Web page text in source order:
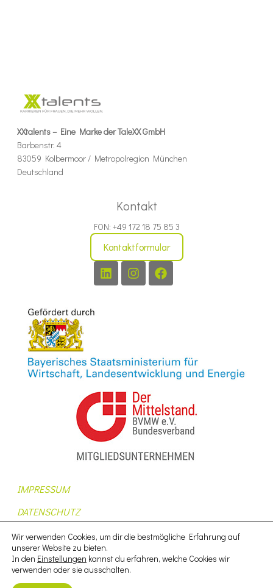
XXtalents – Eine Marke der TaleXX GmbH
Barbenstr. 4
83059 Kolbermoor / Metropolregion München
Deutschland
Kontakt
FON: +49 172 18 75 85 3
Kontaktformular
IMPRESSUM
DATENSCHUTZ
AUFTRAGSDATENVERARBEITUNG
AGB
Wir verwenden Cookies, um dir die bestmögliche Erfahrung auf
unserer Website zu bieten.
In den Einstellungen kannst du erfahren, welche Cookies wir
verwenden oder sie ausschalten.